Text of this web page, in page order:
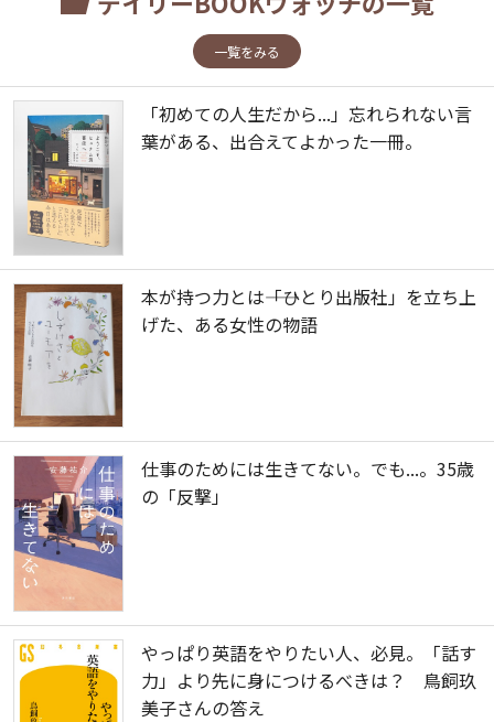
一覧をみる
「初めての人生だから...」忘れられない言
葉がある、出合えてよかった一冊。
本が持つ力とは――「ひとり出版社」を立ち上
げた、ある女性の物語
仕事のためには生きてない。でも...。35歳
の「反撃」
やっぱり英語をやりたい人、必見。「話す
力」より先に身につけるべきは？ 鳥飼玖
美子さんの答え